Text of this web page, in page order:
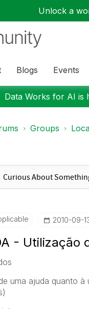
Unlock a
Blogs Events
Data Works for AI is
Groups
‎2010-09-
- Utilização
uma ajuda quanto